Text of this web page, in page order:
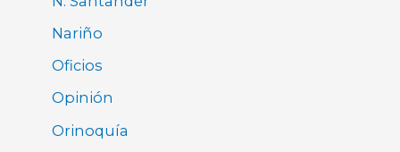
Nariño
Oficios
Opinión
Orinoquía